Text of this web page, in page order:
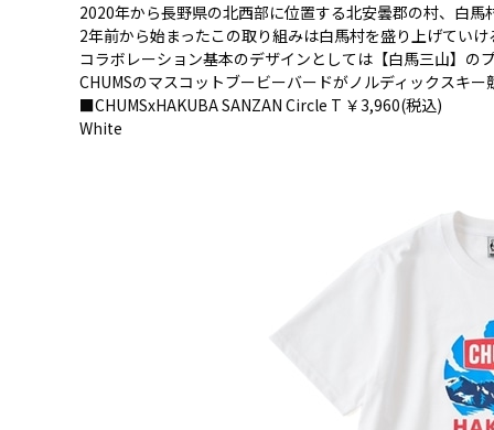
2020年から長野県の北西部に位置する北安曇郡の村、白
2年前から始まったこの取り組みは白馬村を盛り上げてい
コラボレーション基本のデザインとしては【白馬三山】の
CHUMSのマスコットブービーバードがノルディックスキ
■CHUMSxHAKUBA SANZAN Circle T ￥3,960(税込)
White